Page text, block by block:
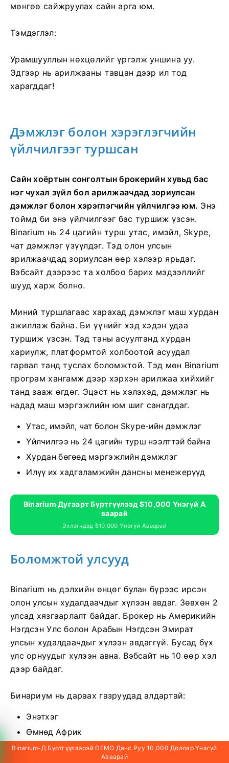
мөнгөө сайжруулах сайн арга юм.
Тэмдэглэл:
Урамшууллын нөхцөлийг үргэлж уншина уу.
Эдгээр нь арилжааны тавцан дээр ил тод
харагддаг!
Дэмжлэг болон хэрэглэгчийн
үйлчилгээг туршсан
Сайн хоёртын сонголтын брокерийн хувьд бас
нэг чухал зүйл бол арилжаачдад зориулсан
дэмжлэг болон хэрэглэгчийн үйлчилгээ юм. Энэ
тоймд би энэ үйлчилгээг бас туршиж үзсэн.
Binarium нь 24 цагийн турш утас, имэйл, Skype,
чат дэмжлэг үзүүлдэг. Тэд олон улсын
арилжаачдад зориулсан өөр хэлээр ярьдаг.
Вэбсайт дээрээс та холбоо барих мэдээллийг
шууд харж болно.
Миний туршлагаас харахад дэмжлэг маш хурдан
ажиллаж байна. Би үүнийг хэд хэдэн удаа
туршиж үзсэн. Тэд таны асуултанд хурдан
хариулж, платформтой холбоотой асуудал
гарвал танд туслах боломжтой. Тэд мөн Binarium
програм хангамж дээр хэрхэн арилжаа хийхийг
танд зааж өгдөг. Эцэст нь хэлэхэд, дэмжлэг нь
надад маш мэргэжлийн юм шиг санагддаг.
Утас, имэйл, чат болон Skype-ийн дэмжлэг
Үйлчилгээ нь 24 цагийн турш нээлттэй байна
Хурдан бөгөөд мэргэжлийн дэмжлэг
Илүү их хадгаламжийн дансны менежерүүд
Binarium Дугаарт Бүртгүүлээд $10,000 Үнэгүй А
Ваарай
Эхлэгчдэд $10,000 Үнэгүй Аваарай
Боломжтой улсууд
Binarium нь дэлхийн өнцөг булан бүрээс ирсэн
олон улсын худалдаачдыг хүлээн авдаг. Зөвхөн 2
улсад хязгаарлалт байдаг. Брокер нь Америкийн
Нэгдсэн Улс болон Арабын Нэгдсэн Эмират
улсын худалдаачдыг хүлээн авдаггүй. Бусад бүх
улс орнуудыг хүлээн авна. Вэбсайт нь 10 өөр хэл
дээр байдаг.
Бинариум нь дараах газруудад алдартай:
Энэтхэг
Өмнөд Африк
Малайз
Binarium-Д Бүртгүүлээрэй DEMO Данс Руу 10,000 Доллар Үнэгүй
Аваарай